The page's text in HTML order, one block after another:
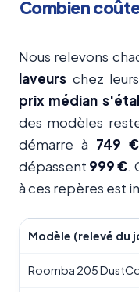
Combien
Nous relevons
laveurs chez
prix médian
des modèles
démarre à 749 €
dépassent 999 €.
à ces repères est
Modèle (relevé du
Roomba 205